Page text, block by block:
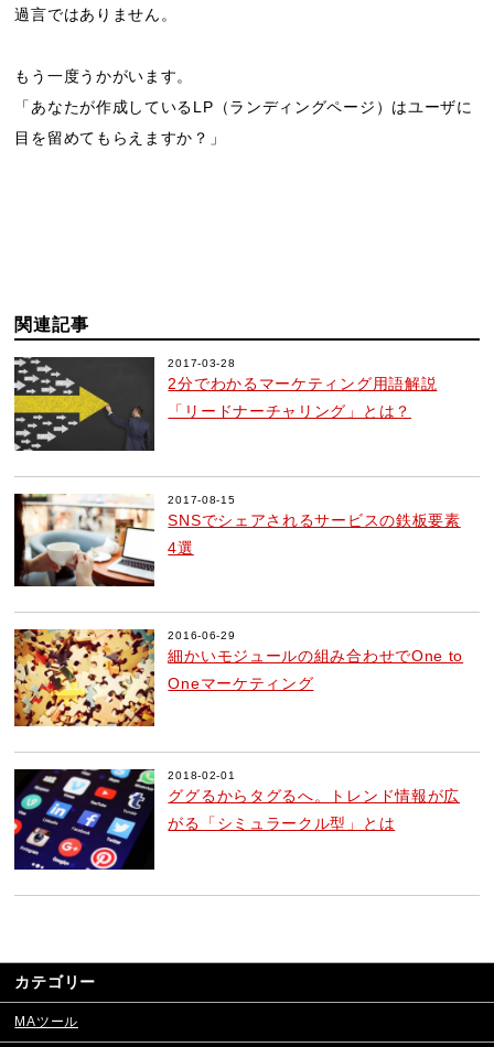
過言ではありません。
もう一度うかがいます。
「あなたが作成しているLP（ランディングページ）はユーザに
目を留めてもらえますか？」
関連記事
2017-03-28
2分でわかるマーケティング用語解説
「リードナーチャリング」とは？
2017-08-15
SNSでシェアされるサービスの鉄板要素
4選
2016-06-29
細かいモジュールの組み合わせでOne to
Oneマーケティング
2018-02-01
ググるからタグるへ。トレンド情報が広
がる「シミュラークル型」とは
カテゴリー
MAツール